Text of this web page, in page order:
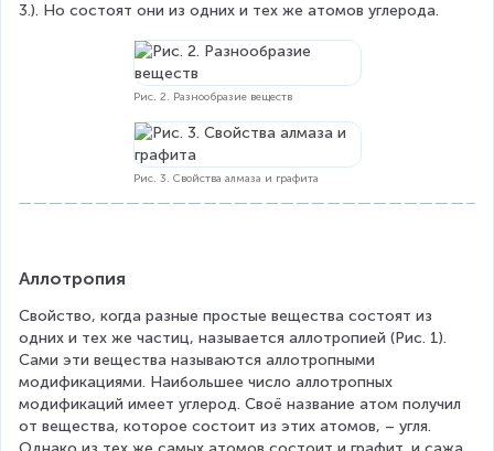
3.). Но состоят они из одних и тех же атомов углерода.
Рис. 2. Разнообразие веществ
Рис. 3. Свойства алмаза и графита
Аллотропия
Свойство, когда разные простые вещества состоят из
одних и тех же частиц, называется аллотропией (Рис. 1).
Сами эти вещества называются аллотропными
модификациями. Наибольшее число аллотропных
модификаций имеет углерод. Своё название атом получил
от вещества, которое состоит из этих атомов, – угля.